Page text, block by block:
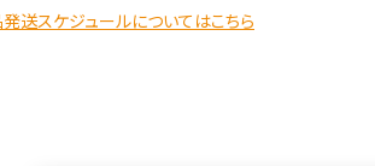
送スケジュールについてはこちら